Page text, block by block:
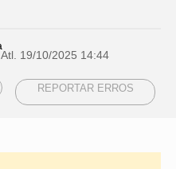
19/10/2025 14:44
REPORTAR ERROS